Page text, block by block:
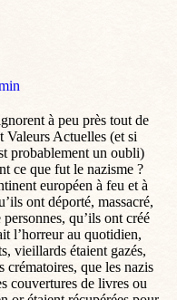
à peu près tout de
Valeurs Actuelles (et si
probablement un oubli)
ce que fut le nazisme ?
européen à feu et à
ont déporté, massacré,
qu’ils ont créé
l’horreur au quotidien,
vieillards étaient gazés,
crématoires, que les nazis
couvertures de livres ou